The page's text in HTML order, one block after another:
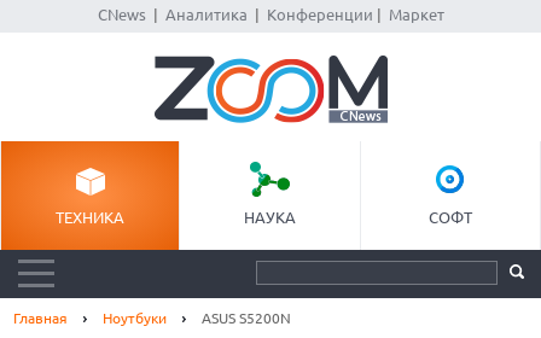
CNews| Аналитика Конференции Маркет
ТЕХНИКА НАУКА СОФТ
Главная Ноутбуки ASUS S5200N